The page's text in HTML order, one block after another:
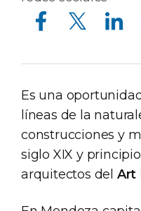
Compartir en Facebook Compartir en Twitter Compartir en Linkedin
Es una
líneas de la
construcciones y
siglo XIX y
arquitectos del Art